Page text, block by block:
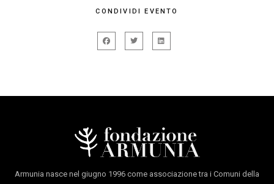
Premio UBU Speciale
nel 2008, il
teatro di figura. Dal 2016, con Massimiliano Civica,
Dialoghi degli Dei
di Luciano,Andromaca
7 Contro Tebe
di Eschilo. Il loro ultimo approdo è il
teatro di Aristofane, di cui hanno riscrittoAcarnesie
adattamento e regia I Sacchi di Sabbia
Morosi
in collaborazione conKilowatt, Armunia
e con il sostegno di Regione Toscana
CONDIVIDI EVENTO
Armunia nasce nel giugno 1996 come associazione tra i Comuni della